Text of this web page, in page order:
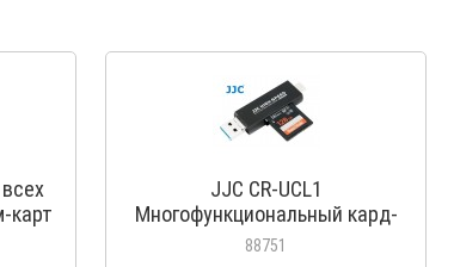
карт
JJC CR-UCL1
Многофункциональный кард-
ридер
88751